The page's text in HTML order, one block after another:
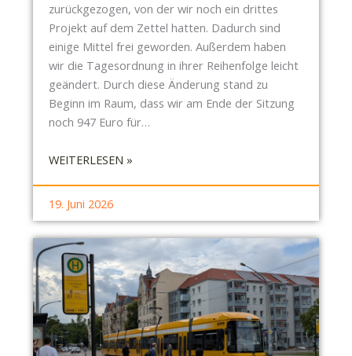
zurückgezogen, von der wir noch ein drittes
Projekt auf dem Zettel hatten. Dadurch sind
einige Mittel frei geworden. Außerdem haben
wir die Tagesordnung in ihrer Reihenfolge leicht
geändert. Durch diese Änderung stand zu
Beginn im Raum, dass wir am Ende der Sitzung
noch 947 Euro für…
WEITERLESEN »:
-
E
R
I
C
H
19. Juni 2026